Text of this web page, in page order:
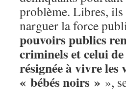
problème. Libres, ils
narguer la force
pouvoirs publics
criminels et celui
résignée à vivre les
« bébés noirs » »,